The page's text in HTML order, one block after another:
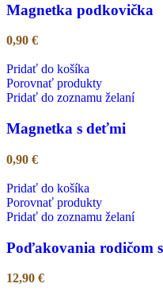
Magnetka podkovička
0,90 €
Pridať do košíka
Porovnať produkty
Pridať do zoznamu želaní
Magnetka s deťmi
0,90 €
Pridať do košíka
Porovnať produkty
Pridať do zoznamu želaní
Poďakovania rodičom
12,90 €